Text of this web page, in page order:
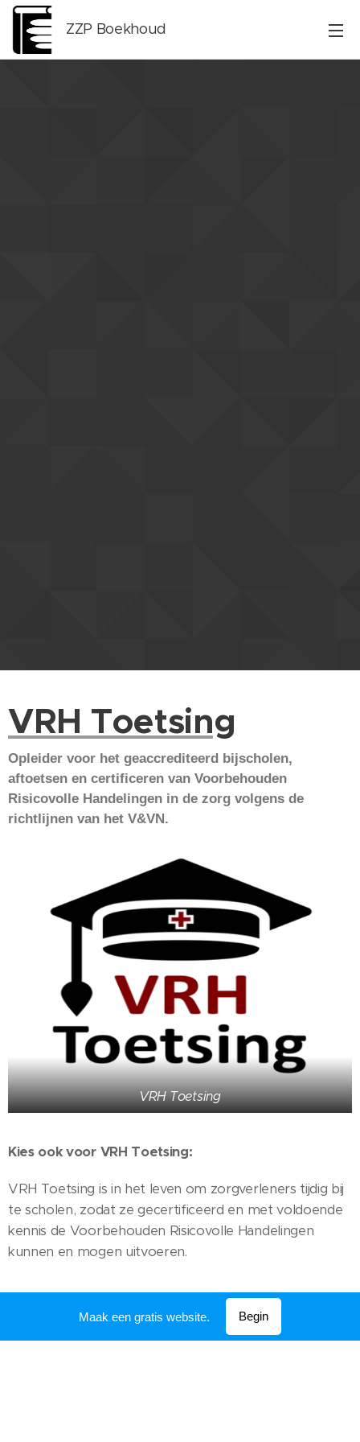
ZZP Boekhoud
VRH Toetsing
Opleider voor het geaccrediteerd bijscholen,
aftoetsen en certificeren van Voorbehouden
Risicovolle Handelingen in de zorg volgens de
richtlijnen van het V&VN.
VRH Toetsing
Kies ook voor VRH Toetsing:
VRH Toetsing is in het leven om zorgverleners tijdig bij
te scholen, zodat ze gecertificeerd en met voldoende
kennis de Voorbehouden Risicovolle Handelingen
kunnen en mogen uitvoeren.
Maak een gratis website. Begin